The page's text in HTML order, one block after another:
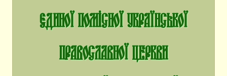
єдиної помісної Української
Православної Церкви